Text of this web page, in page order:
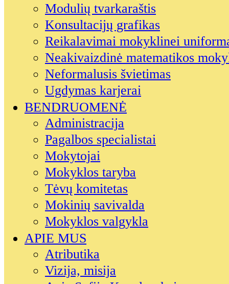
Modulių tvarkaraštis
Konsultacijų grafikas
Reikalavimai mokyklinei
Neakivaizdinė matematikos
Neformalusis švietimas
Ugdymas karjerai
BENDRUOMENĖ
Administracija
Pagalbos specialistai
Mokytojai
Mokyklos taryba
Tėvų komitetas
Mokinių savivalda
Mokyklos valgykla
APIE MUS
Atributika
Vizija, misija